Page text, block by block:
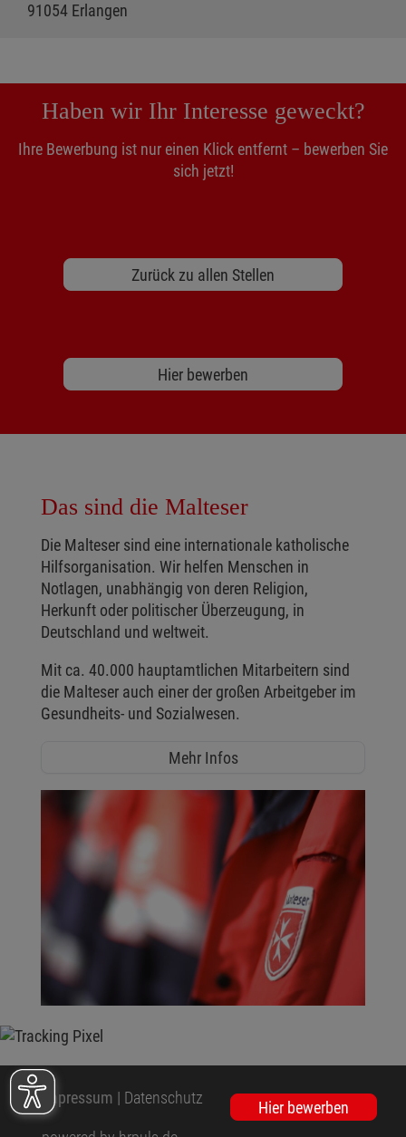
91054 Erlangen
Haben wir Ihr Interesse geweckt?
Ihre Bewerbung ist nur einen Klick entfernt – bewerben Sie
sich jetzt!
Zurück zu allen Stellen
Hier bewerben
Hier bewerben
Das sind die Malteser
Die Malteser sind eine internationale katholische
Hilfsorganisation. Wir helfen Menschen in
Notlagen, unabhängig von deren Religion,
Herkunft oder politischer Überzeugung, in
Deutschland und weltweit.
Mit ca. 40.000 hauptamtlichen Mitarbeitern sind
die Malteser auch einer der großen Arbeitgeber im
Gesundheits- und Sozialwesen.
Mehr Infos
Impressum | Datenschutz